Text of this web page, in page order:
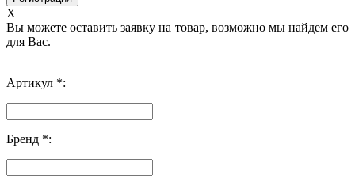
X
Вы можете оставить заявку на товар, возможно мы найдем его
для Вас.
Артикул *:
Бренд *: